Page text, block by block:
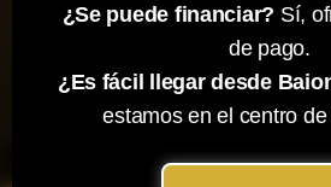
¿Se puede financiar? Sí,
de pago.
¿Es fácil llegar desde
estamos en el centro